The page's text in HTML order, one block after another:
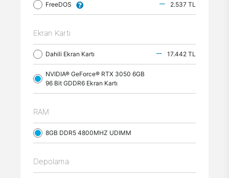
FreeDOS 2.537 TL
Ekran Kartı
Dahili Ekran Kartı 17.442 TL
NVIDIA® GeForce® RTX 3050 6GB
96 Bit GDDR6 Ekran Kartı
RAM
8GB DDR5 4800MHZ UDIMM
Depolama